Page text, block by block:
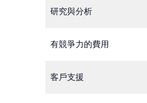
研究與分析
有競爭力的費用
客戶支援